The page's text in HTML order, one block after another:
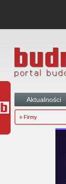
Aktualności
» Firmy